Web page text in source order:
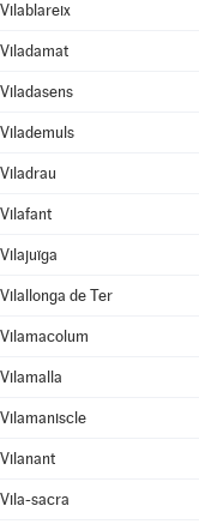
Vilablareix
Viladamat
Viladasens
Vilademuls
Viladrau
Vilafant
Vilajuïga
Vilallonga de Ter
Vilamacolum
Vilamalla
Vilamaniscle
Vilanant
Vila-sacra